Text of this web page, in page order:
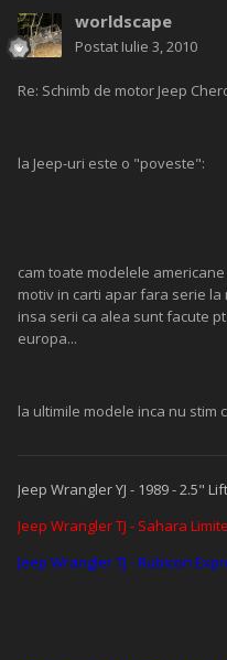
worldscape
Postat Iulie 3, 2010
Re: Schimb de motor Jeep
la Jeep-uri este o "poveste":
cam toate modelele
motiv in carti apar fara serie la
insa serii ca alea sunt facute
europa...
la ultimile modele inca nu stim
Jeep Wrangler YJ - 1989 - 2.5" Lift
Jeep Wrangler TJ - Sahara
Jeep Wrangler TJ - Rubicon